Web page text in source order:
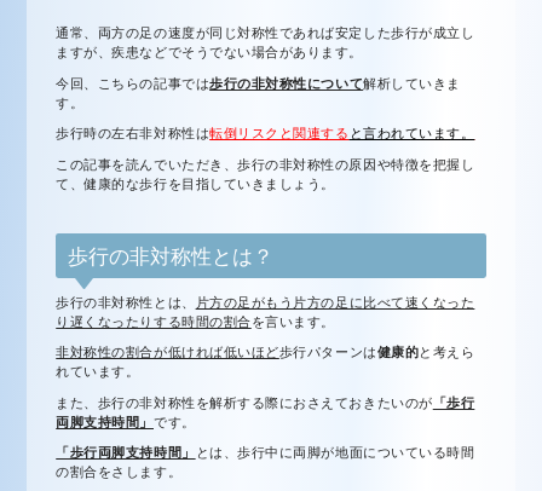
通常、両方の足の速度が同じ対称性であれば安定した歩行が成立し
ますが、疾患などでそうでない場合があります。
今回、こちらの記事では歩行の非対称性について解析していきま
す。
歩行時の左右非対称性は転倒リスクと関連する と言われています。
この記事を読んでいただき、歩行の非対称性の原因や特徴を把握し
て、健康的な歩行を目指していきましょう。
歩行の非対称性とは？
歩行の非対称性とは、
片方の足がもう片方の足に比べて速くなった
り遅くなったりする時間の割合を言います。
非対称性の割合が低ければ低いほど歩行パターンは健康的と考えら
れています。
また、歩行の非対称性を解析する際におさえておきたいのが 「歩行
両脚支持時間」 です。
「歩行両脚支持時間」 とは、歩行中に両脚が地面についている時間
の割合をさします。